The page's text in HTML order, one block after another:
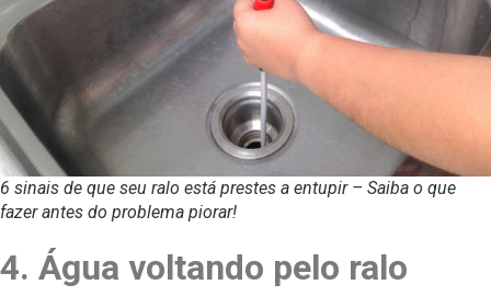
6 sinais de que seu ralo está prestes a entupir – Saiba o que
fazer antes do problema piorar!
4. Água voltando pelo ralo